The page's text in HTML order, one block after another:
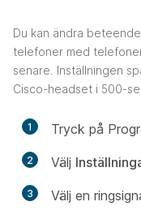
Du kan ändra
telefoner med
senare. Inställningen
Cisco-headset i 500-
1 Tryck på
2 Välj
3
Välj en